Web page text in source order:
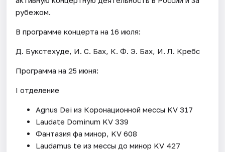
рубежом.
В программе концерта на 16 июля:
Д. Букстехуде, И. С. Бах, К. Ф. Э. Бах, И. Л. Кребс
Программа на 25 июня:
I отделение
Agnus Dei из Коронационной мессы KV 317
Laudate Dominum KV 339
Фантазия фа минор, KV 608
Laudamus te из мессы до минор KV 427